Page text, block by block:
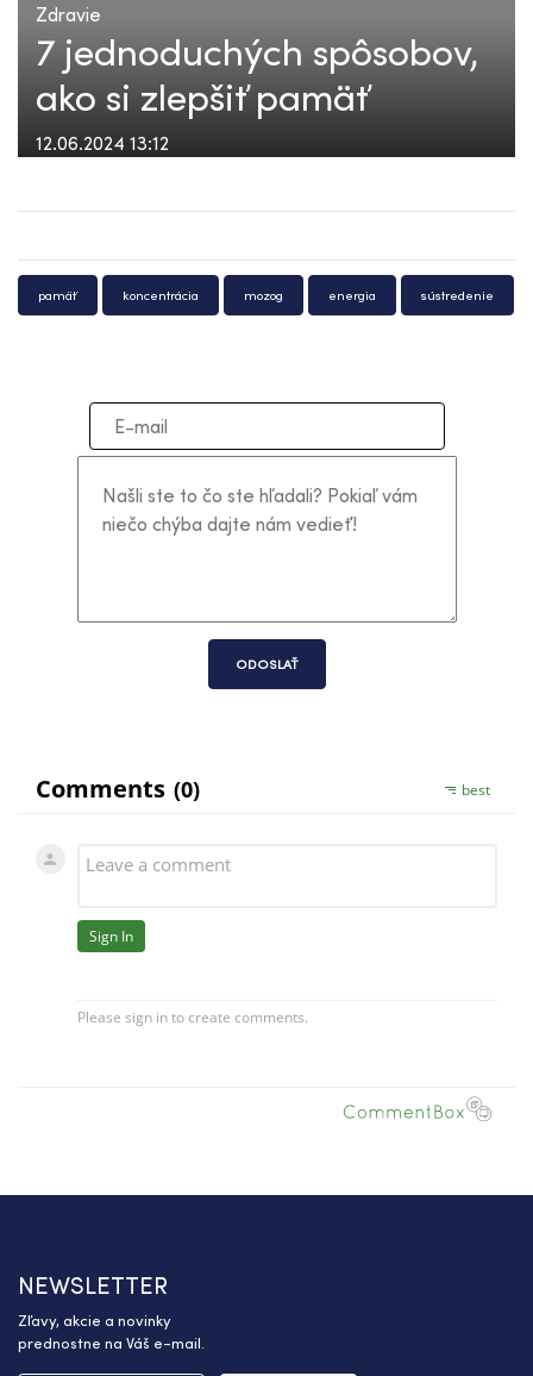
Zdravie
7 jednoduchých spôsobov,
ako si zlepšiť pamäť
12.06.2024 13:12
pamäť koncentrácia mozog energia sústredenie
ODOSLAŤ
NEWSLETTER
Zľavy, akcie a novinky
prednostne na Váš e-mail.